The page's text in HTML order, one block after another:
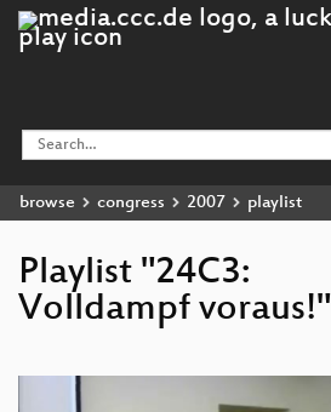
browse congress 2007 playlist
Playlist "24C3:
Volldampf voraus!"